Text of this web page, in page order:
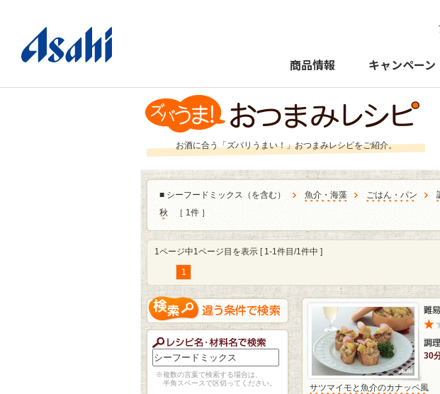
商品情報 キャンペーン
お酒に合う「ズバリうまい！」おつまみレシピをご紹介。
■ シーフードミックス（を含む） 魚介・海藻 ごはん・パン
秋
［ 1件 ］
1ページ中1ページ目を表示 [ 1-1件目/1件中 ]
1
※複数の言葉で検索する場合は、
半角スペースで区切ってください。
30
サツマイモと魚介のカナッペ風